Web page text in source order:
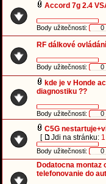
Accord 7g 2.4
Body užitečnosti: 0
RF dálkové
Body užitečnosti: 0
kde je v Honde
diagnostiku ??
Body užitečnosti: 0
C5G
[
Jdi na stránku: 1
Body užitečnosti: 0
Dodatocna montaz
telefonovanie do